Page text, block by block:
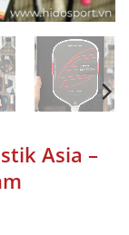
Asia –